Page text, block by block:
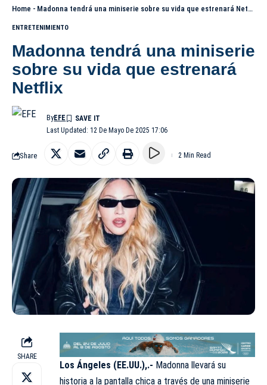
Home - Madonna tendrá una miniserie sobre su vida que estrenará Netflix
ENTRETENIMIENTO
Madonna tendrá una miniserie
sobre su vida que estrenará
Netflix
Last Updated: 12 De Mayo De 2025 17:06
ByEFE
Share 2 Min Read
SHARE
Los Ángeles (EE.UU.),.- Madonna llevará su
historia a la pantalla chica a través de una miniserie